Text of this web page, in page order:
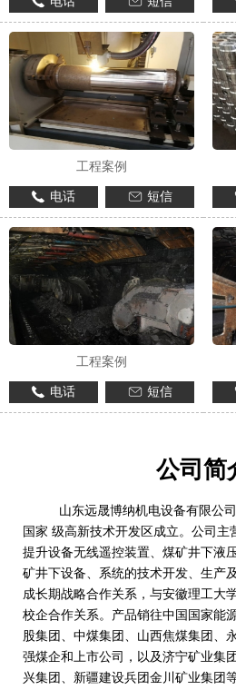
工程案例
电话 短信
工程案例
电话 短信
公司简
山东远晟博纳机电设备有限公
国家 级高新技术开发区成立。公司主
提升设备无线遥控装置、煤矿井下液
矿井下设备、系统的技术开发、生产
成长期战略合作关系，与安徽理工大
校企合作关系。产品销往中国国家能
股集团、中煤集团、山西焦煤集团、
强煤企和上市公司，以及济宁矿业集
兴集团、新疆建设兵团金川矿业集团